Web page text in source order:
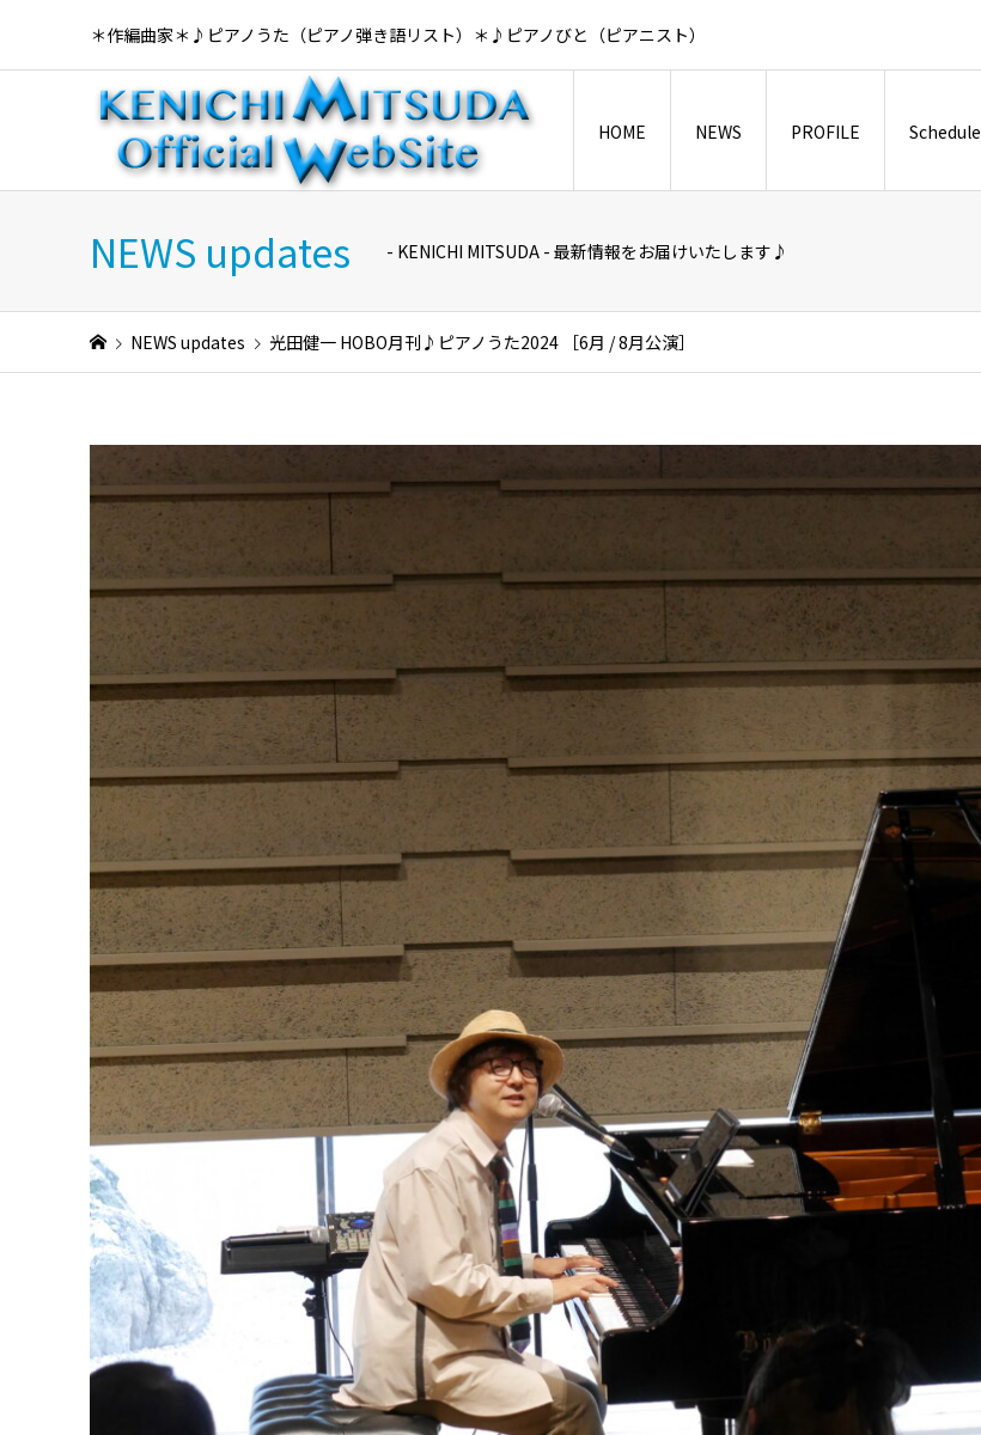
＊作編曲家＊♪ピアノうた（ピアノ弾き語リスト）＊♪ピアノびと（ピアニスト）
HOME NEWS PROFILE Schedule
NEWS updates - KENICHI MITSUDA - 最新情報をお届けいたします♪
NEWS updates 光田健一 HOBO月刊♪ピアノうた2024 ［6月 / 8月公演］